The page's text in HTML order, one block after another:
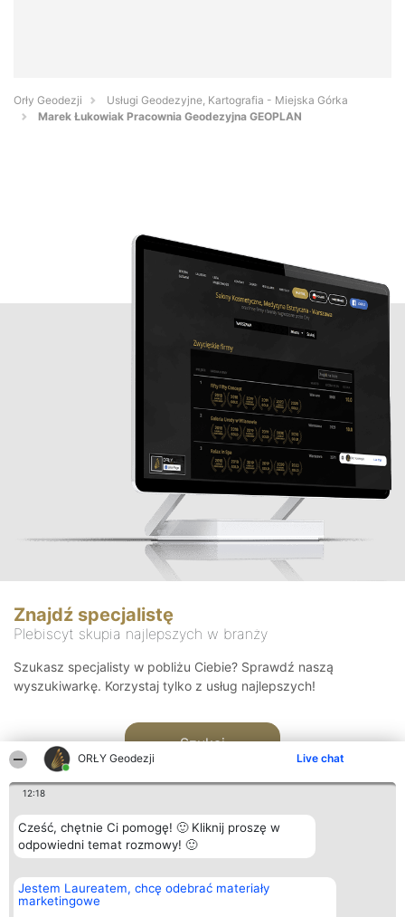
ORŁY Geodezji Live chat
12:18
Cześć, chętnie Ci pomogę! 🙂 Kliknij proszę w
odpowiedni temat rozmowy! 🙂
Jestem Laureatem, chcę odebrać materiały
marketingowe
Orły Geodezji
Usługi Geodezyjne, Kartografia - Miejska Górka
Marek Łukowiak Pracownia Geodezyjna GEOPLAN
Znajdź specjalistę
Plebiscyt skupia najlepszych w branży
Szukasz specjalisty w pobliżu Ciebie? Sprawdź naszą
wyszukiwarkę. Korzystaj tylko z usług najlepszych!
Szukaj
Organizator plebiscytu
Bright Side Solutions sp. z o.
o. sp. k.
Plebiscyt
Laureaci
Kontakt
Kontakt